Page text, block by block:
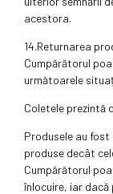
acestora.
14.Returnarea
Cumpărătorul
următoarele
Coletele prezintă
Produsele au
produse decât
Cumpărătorul
înlocuire, iar